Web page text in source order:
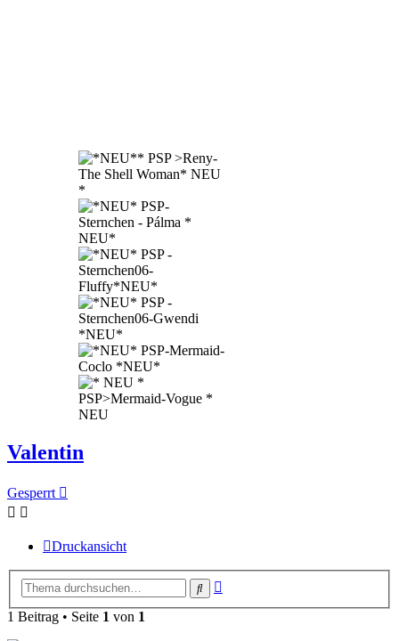
Valentin
Gesperrt
Druckansicht
Suche
1 Beitrag • Seite 1 von 1